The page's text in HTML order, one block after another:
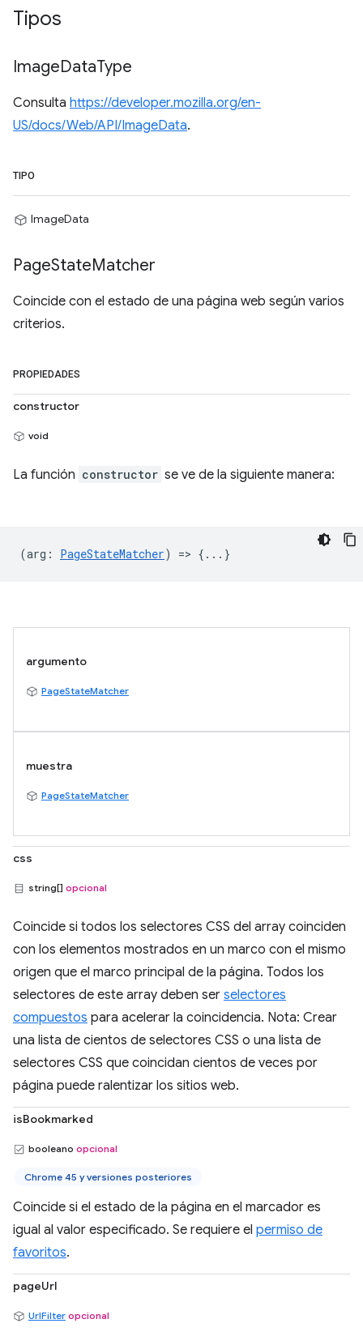
Tipos
ImageDataType
Consulta https://developer.mozilla.org/en-
US/docs/Web/API/ImageData.
TIPO
ImageData
PageStateMatcher
Coincide con el estado de una página web según varios
criterios.
PROPIEDADES
constructor
void
La función constructor se ve de la siguiente manera:
(arg : PageStateMatcher) => {...}
argumento
PageStateMatcher
muestra
PageStateMatcher
css
string[] opcional
Coincide si todos los selectores CSS del array coinciden
con los elementos mostrados en un marco con el mismo
origen que el marco principal de la página. Todos los
selectores de este array deben ser selectores
compuestos para acelerar la coincidencia. Nota: Crear
una lista de cientos de selectores CSS o una lista de
selectores CSS que coincidan cientos de veces por
página puede ralentizar los sitios web.
isBookmarked
booleano opcional
Chrome 45 y versiones posteriores
Coincide si el estado de la página en el marcador es
igual al valor especificado. Se requiere el permiso de
favoritos.
pageUrl
UrlFilter opcional